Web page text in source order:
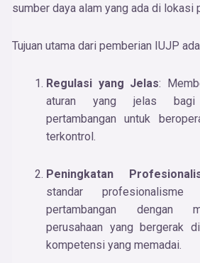
sumber daya alam yang ada di lokasi
Tujuan utama dari pemberian IUJP
Regulasi yang Jelas:
aturan yang jelas bagi
pertambangan untuk
terkontrol.
Peningkatan
standar
pertambangan dengan
perusahaan yang bergerak
kompetensi yang memadai.